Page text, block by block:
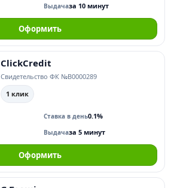
Выдачаза 10 минут
Оформить
ClickCredit
Свидетельство ФК №В0000289
1 клик
Ставка в день0.1%
Выдачаза 5 минут
Оформить